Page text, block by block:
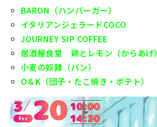
BARON（ハンバーガー）
イタリアンジェラードCOCO
JOURNEY SIP COFFEE
居酒屋食堂 鶏とレモン（からあげ）
小麦の奴隷（パン）
O＆K（団子・たこ焼き・ポテト）